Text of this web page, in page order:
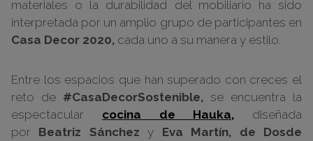
materiales o la durabilidad del mobiliario ha sido
interpretada por un amplio grupo de participantes en
Casa Decor 2020, cada uno a su manera y estilo.
Entre los espacios que han superado con creces el
reto de #CasaDecorSostenible, se encuentra la
espectacular cocina de Hauka, diseñada
por Beatriz Sánchez y Eva Martín, de Dosde